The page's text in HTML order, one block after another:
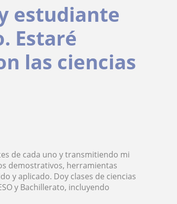
estudiante
Estaré
las ciencias
de cada uno y transmitiendo mi
demostrativos, herramientas
y aplicado. Doy clases de ciencias
y Bachillerato, incluyendo